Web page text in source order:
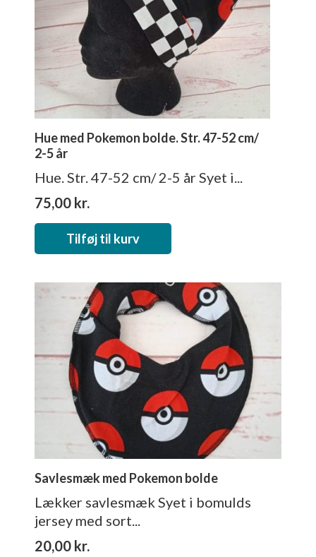
Hue med Pokemon bolde. Str. 47-52 cm/
2-5 år
Hue. Str. 47-52 cm/ 2-5 år Syet i...
75,00 kr.
Tilføj til kurv
Savlesmæk med Pokemon bolde
Lækker savlesmæk Syet i bomulds
jersey med sort...
20,00 kr.